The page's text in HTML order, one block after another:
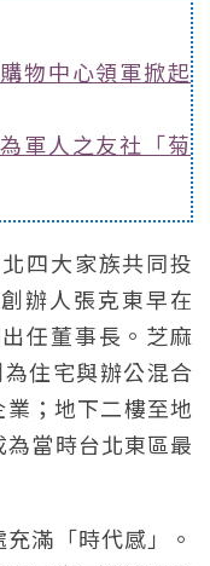
物中心領軍掀起
軍人之友社「菊
四大家族共同投
辦人張克東早在
任董事長。芝麻
住宅與辦公混合
；地下二樓至地
為當時台北東區最
滿「時代感」。